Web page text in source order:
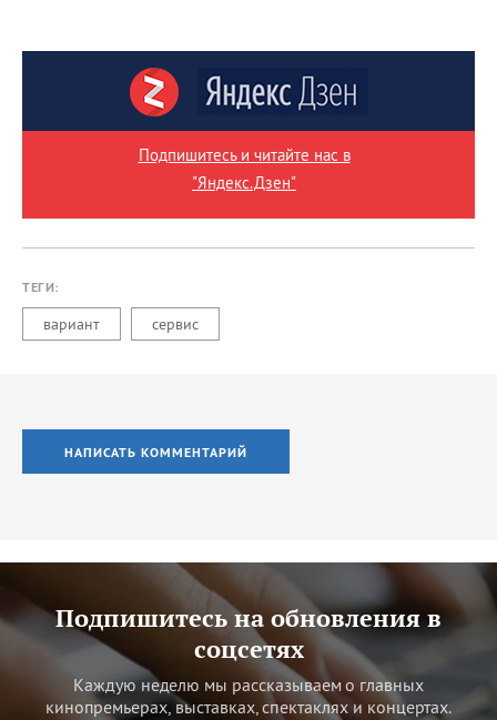
Подпишитесь и читайте нас в
"Яндекс.Дзен"
ТЕГИ:
вариант сервис
НАПИСАТЬ КОММЕНТАРИЙ
Подпишитесь на обновления в
соцсетях
Каждую неделю мы рассказываем о главных
кинопремьерах, выставках, спектаклях и концертах.